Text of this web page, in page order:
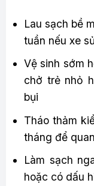
Lau sạch bề
tuần nếu xe
Vệ sinh sớm
chở trẻ nhỏ
bụi
Tháo thảm
tháng để
Làm sạch
hoặc có dấu